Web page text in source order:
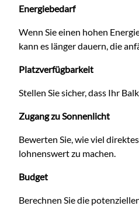
Energiebedarf
Wenn Sie einen hohen
kann es länger dauern, die
Platzverfügbarkeit
Stellen Sie sicher, dass Ihr
Zugang zu Sonnenlicht
Bewerten Sie, wie viel
lohnenswert zu machen.
Budget
Berechnen Sie die